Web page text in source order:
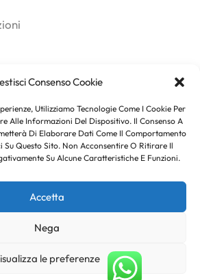
Consenso Cookie
Utilizziamo Tecnologie Come I Cookie Per
Alle Informazioni Del Dispositivo. Il Consenso A
Di Elaborare Dati Come Il Comportamento
Su Questo Sito. Non Acconsentire O Ritirare Il
Su Alcune Caratteristiche E Funzioni.
Accetta
Nega
le preferenze